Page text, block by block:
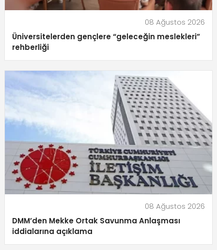
08 Ağustos 2026
Üniversitelerden gençlere “geleceğin meslekleri”
rehberliği
08 Ağustos 2026
DMM’den Mekke Ortak Savunma Anlaşması
iddialarına açıklama